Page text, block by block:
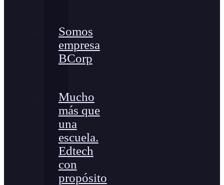
Somos
empresa
BCorp
Mucho
más que
una
escuela.
Edtech
con
propósito